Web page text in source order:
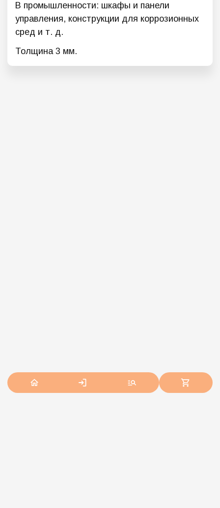
В промышленности: шкафы и панели
управления, конструкции для коррозионных
сред и т. д.
Толщина 3 мм.